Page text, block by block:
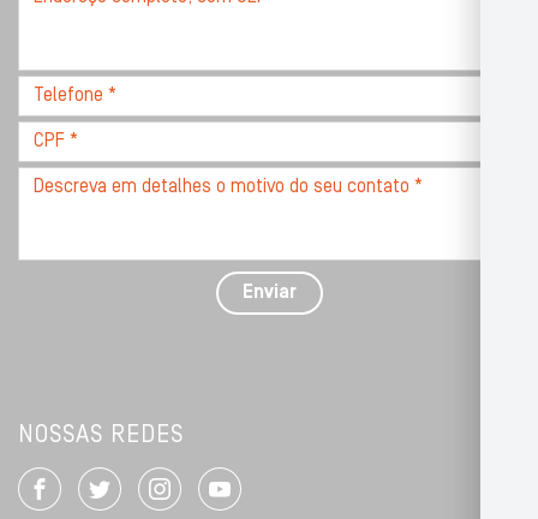
CEP
Telefone
*
CPF
*
Descreva
com
Enviar
NOSSAS REDES